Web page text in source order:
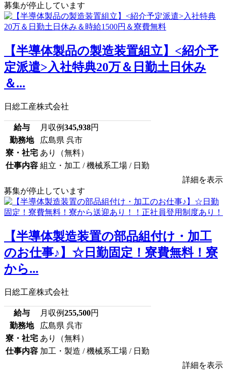
募集が停止しています
【半導体製品の製造装置組立】<紹介予
定派遣>入社特典20万＆日勤土日休み
＆...
日総工産株式会社
給与 月収例345,938円
勤務地
広島県 呉市
寮・社宅 あり（無料）
仕事内容 組立・加工 / 機械系工場 / 日勤
詳細を表示
募集が停止しています
【半導体製造装置の部品組付け・加工
のお仕事♪】☆日勤固定！寮費無料！寮
から...
日総工産株式会社
給与 月収例255,500円
勤務地
広島県 呉市
寮・社宅 あり（無料）
仕事内容 加工・製造 / 機械系工場 / 日勤
詳細を表示